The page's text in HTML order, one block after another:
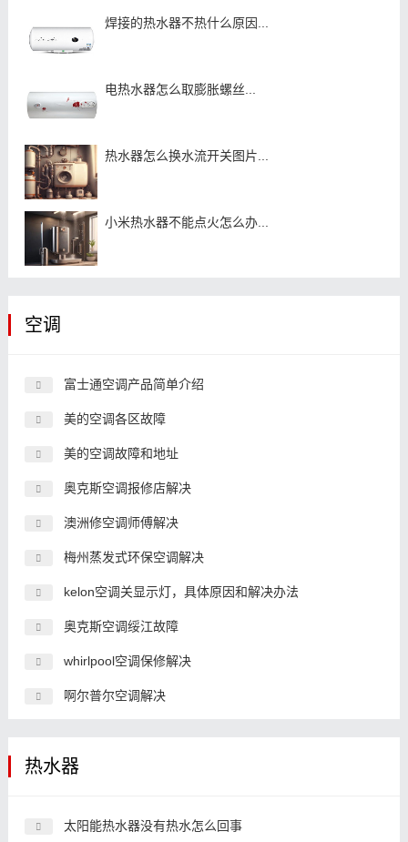
焊接的热水器不热什么原因...
电热水器怎么取膨胀螺丝...
热水器怎么换水流开关图片...
小米热水器不能点火怎么办...
空调
富士通空调产品简单介绍
美的空调各区故障
美的空调故障和地址
奥克斯空调报修店解决
澳洲修空调师傅解决
梅州蒸发式环保空调解决
kelon空调关显示灯，具体原因和解决办法
奥克斯空调绥江故障
whirlpool空调保修解决
啊尔普尔空调解决
热水器
太阳能热水器没有热水怎么回事